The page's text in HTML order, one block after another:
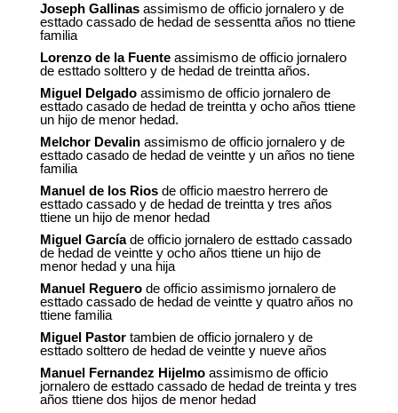
Joseph Gallinas assimismo de officio jornalero y de
esttado cassado de hedad de sessentta años no ttiene
familia
Lorenzo de la Fuente assimismo de officio jornalero
de esttado solttero y de hedad de treintta años.
Miguel Delgado assimismo de officio jornalero de
esttado casado de hedad de treintta y ocho años ttiene
un hijo de menor hedad.
Melchor Devalin assimismo de officio jornalero y de
esttado casado de hedad de veintte y un años no tiene
familia
Manuel de los Rios de officio maestro herrero de
esttado cassado y de hedad de treintta y tres años
ttiene un hijo de menor hedad
Miguel García de officio jornalero de esttado cassado
de hedad de veintte y ocho años ttiene un hijo de
menor hedad y una hija
Manuel Reguero de officio assimismo jornalero de
esttado cassado de hedad de veintte y quatro años no
ttiene familia
Miguel Pastor tambien de officio jornalero y de
esttado solttero de hedad de veintte y nueve años
Manuel Fernandez Hijelmo assimismo de officio
jornalero de esttado cassado de hedad de treinta y tres
años ttiene dos hijos de menor hedad